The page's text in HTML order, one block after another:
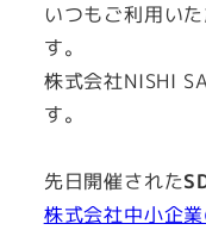
いつもご利用い
す。
株式会社NISHI
す。
先日開催された
株式会社中小企